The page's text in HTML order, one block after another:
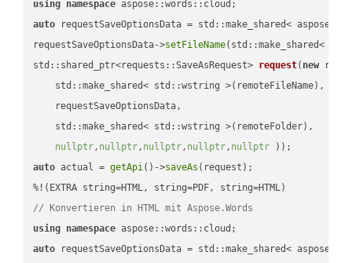
using namespace
auto requestSaveOptionsData = std::make_shared<
requestSaveOptionsData->setFileName(std::make_shared<
std::shared_ptr<requests::SaveAsRequest> request( new
    std::make_shared< std::wstring >(remoteFileName),
    requestSaveOptionsData,
    std::make_shared< std::wstring >(remoteFolder),
nullptr, nullptr, nullptr, nullptr, nullptr ))
auto actual = getApi()->saveAs (request);
// Konvertieren in HTML mit Aspose.Words
using namespace
auto requestSaveOptionsData = std::make_shared<